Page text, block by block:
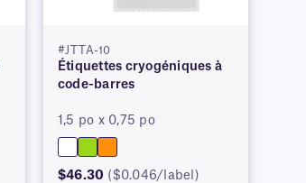
#JTTA-10
Étiquettes cryogéniques à
code-barres
1,5 po x 0,75 po
$46.30 ($0.046/label)